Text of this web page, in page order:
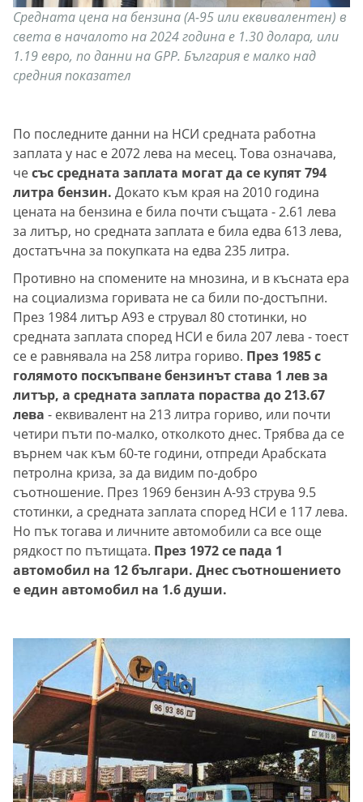
Средната цена на бензина (A-95 или еквивалентен) в
света в началото на 2024 година е 1.30 долара, или
1.19 евро, по данни на GPP. България е малко над
средния показател
По последните данни на НСИ средната работна
заплата у нас е 2072 лева на месец. Това означава,
чесъс средната заплата могат да се купят 794
литра бензин. Докато към края на 2010 година
цената на бензина е била почти същата - 2.61 лева
за литър, но средната заплата е била едва 613 лева,
достатъчна за покупката на едва 235 литра.
Противно на спомените на мнозина, и в късната ера
на социализма горивата не са били по-достъпни.
През 1984 литър А93 е струвал 80 стотинки, но
средната заплата според НСИ е била 207 лева - тоест
се е равнявала на 258 литра гориво. През 1985 с
голямото поскъпване бензинът става 1 лев за
литър, а средната заплата пораства до 213.67
лева - еквивалент на 213 литра гориво, или почти
четири пъти по-малко, отколкото днес. Трябва да се
върнем чак към 60-те години, отпреди Арабската
петролна криза, за да видим по-добро
съотношение. През 1969 бензин А-93 струва 9.5
стотинки, а средната заплата според НСИ е 117 лева.
Но пък тогава и личните автомобили са все още
рядкост по пътищата. През 1972 се пада 1
автомобил на 12 българи. Днес съотношението
е един автомобил на 1.6 души.